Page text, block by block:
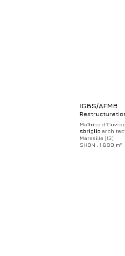
IGBS/AFMB
Maîtrise
sbriglio.
Marseille (13)
SHON : 1 800 m²